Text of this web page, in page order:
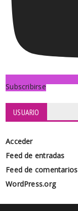
Subscribirse
USUARIO
Acceder
Feed de entradas
Feed de comentarios
WordPress.org